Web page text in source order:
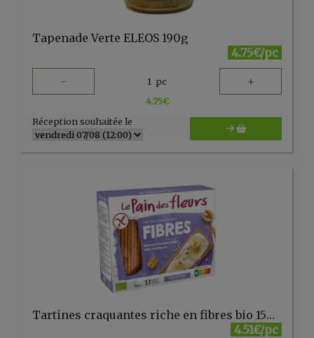
Tapenade Verte ELEOS 190g
4.75€/pc
- 1 pc +
4.75€
Réception souhaitée le
Tartines craquantes riche en fibres bio 150 g Pain des fleurs
4.51€/pc